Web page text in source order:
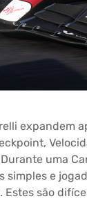
expandem
uma
simples e
são